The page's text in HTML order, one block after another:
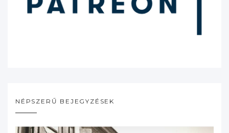
NÉPSZERŰ BEJEGYZÉSEK